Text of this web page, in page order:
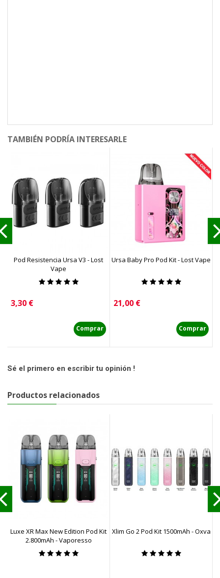
TAMBIÉN PODRÍA INTERESARLE
Pod Resistencia Ursa V3 - Lost
Vape
Precio
3,30 €
Comprar
Ursa Baby Pro Pod Kit - Lost Vape
Precio
21,00 €
Comprar
Sé el primero en escribir tu opinión !
Productos relacionados
Luxe XR Max New Edition Pod Kit
2.800mAh - Vaporesso
Xlim Go 2 Pod Kit 1500mAh - Oxva